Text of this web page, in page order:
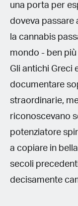
una porta per
doveva passare
la cannabis
mondo - ben
Gli antichi Greci
documentare
straordinarie,
riconoscevano
potenziatore
a copiare in
secoli
decisamente